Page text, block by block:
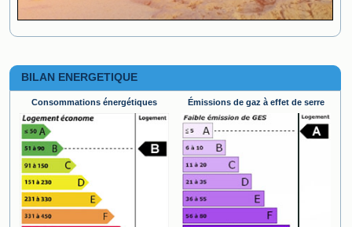
BILAN ENERGETIQUE
Consommations énergétiques Émissions de gaz à effet de serre